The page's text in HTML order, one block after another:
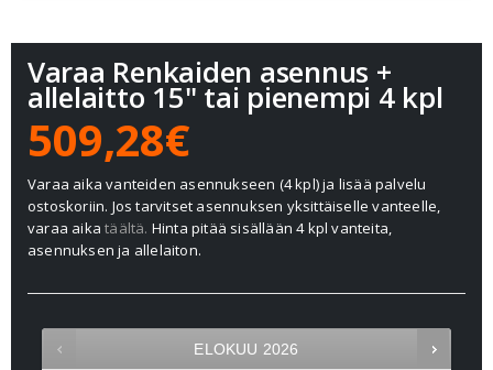
Varaa Renkaiden asennus +
allelaitto 15" tai pienempi 4 kpl
509,28€
Varaa aika vanteiden asennukseen (4 kpl) ja lisää palvelu
ostoskoriin. Jos tarvitset asennuksen yksittäiselle vanteelle,
varaa aikatäältä. Hinta pitää sisällään 4 kpl vanteita,
asennuksen ja allelaiton.
ELOKUU 2026